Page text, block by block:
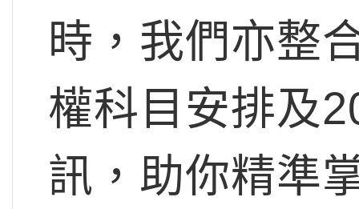
時，我們亦整
權科目安排及
訊，助你精準